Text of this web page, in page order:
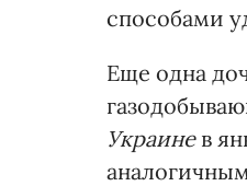
способами
Еще одна
Украинев